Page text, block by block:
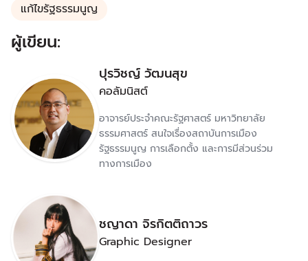
แก้ไขรัฐธรรมนูญ
ผู้เขียน:
ปุรวิชญ์ วัฒนสุข
คอลัมนิสต์
อาจารย์ประจำคณะรัฐศาสตร์ มหาวิทยาลัย
ธรรมศาสตร์ สนใจเรื่องสถาบันการเมือง
รัฐธรรมนูญ การเลือกตั้ง และการมีส่วนร่วม
ทางการเมือง
ชญาดา จิรกิตติถาวร
Graphic Designer